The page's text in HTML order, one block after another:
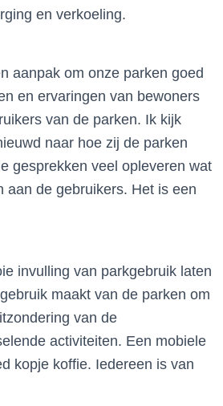
en verkoeling.
aanpak om onze parken goed
en ervaringen van bewoners
van de parken. Ik kijk
naar hoe zij de parken
gesprekken veel opleveren wat
aan de gebruikers. Het is een
invulling van parkgebruik laten
maakt van de parken om
van de
activiteiten. Een mobiele
kopje koffie. Iedereen is van